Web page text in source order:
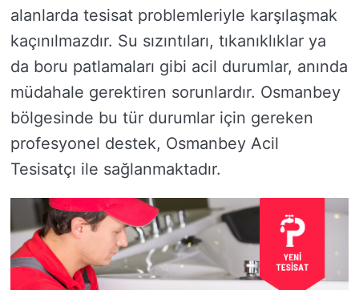
alanlarda tesisat problemleriyle karşılaşmak
kaçınılmazdır. Su sızıntıları, tıkanıklıklar ya
da boru patlamaları gibi acil durumlar, anında
müdahale gerektiren sorunlardır. Osmanbey
bölgesinde bu tür durumlar için gereken
profesyonel destek, Osmanbey Acil
Tesisatçı ile sağlanmaktadır.